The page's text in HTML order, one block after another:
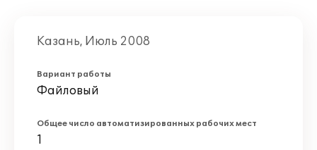
Казань, Июль 2008
Вариант работы
Файловый
Общее число автоматизированных рабочих мест
1